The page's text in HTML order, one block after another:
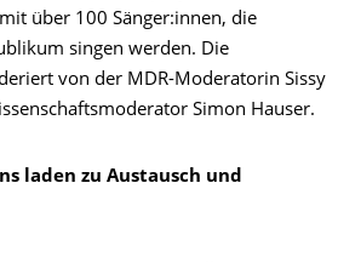
mit über 100 Sänger:innen, die
singen werden. Die
von der MDR-Moderatorin Sissy
Simon Hauser.
laden zu Austausch und